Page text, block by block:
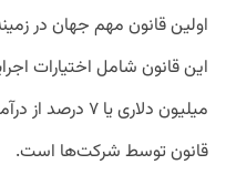
اولین قانون مهم جهان در
میلیون دلاری
قانون توسط شرکت‌ها است.